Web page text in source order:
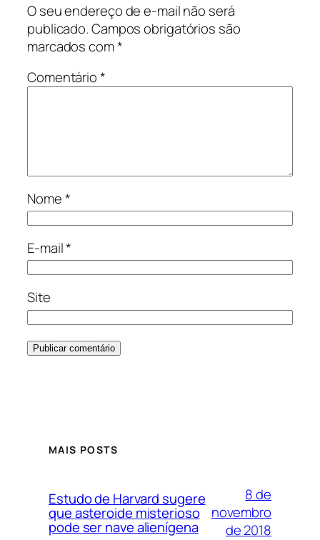
O seu endereço de e-mail não será
publicado.Campos obrigatórios são
marcados com*
Comentário*
Nome*
E-mail*
Site
MAIS POSTS
Estudo de Harvard sugere
que asteroide misterioso
pode ser nave alienígena
8 de
novembro
de 2018